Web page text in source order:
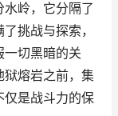
岭，它分隔了
挑战与探索，
一切黑暗的关
狱熔岩之前，集
仅是战斗力的保